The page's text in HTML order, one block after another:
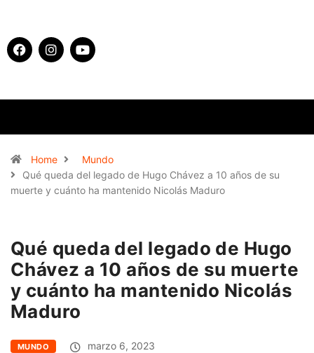
Home
Mundo
Qué queda del legado de Hugo Chávez a 10 años de su
muerte y cuánto ha mantenido Nicolás Maduro
Qué queda del legado de Hugo
Chávez a 10 años de su muerte
y cuánto ha mantenido Nicolás
Maduro
MUNDO marzo 6, 2023